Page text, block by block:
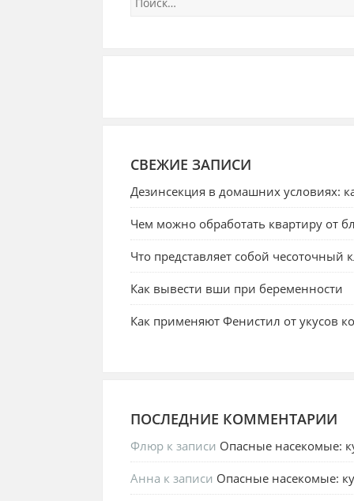
СВЕЖИЕ ЗАПИСИ
Дезинсекция в домашних условиях:
Чем можно обработать квартиру от
Что представляет собой чесоточный
Как вывести вши при беременности
Как применяют Фенистил от укусов
ПОСЛЕДНИЕ КОММЕНТАРИИ
Флюр к записи Опасные насекомые:
Анна к записи Опасные насекомые: